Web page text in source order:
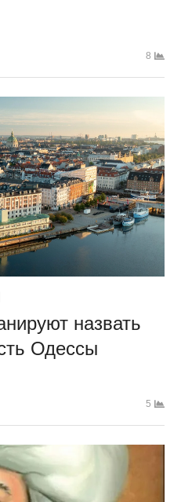
8
назвать
Одессы
5